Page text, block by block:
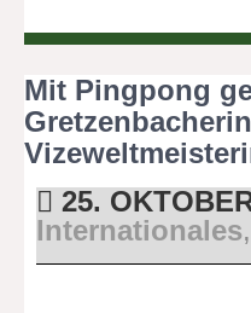
Mit Pingpong
25.
Internationales,